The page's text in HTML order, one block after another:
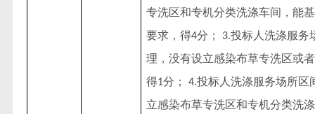
专洗区和专机分类洗涤车间，能
要求，得4分； 3.投标人洗涤服务
理，没有设立感染布草专洗区或
得1分； 4.投标人洗涤服务场所区
立感染布草专洗区和专机分类洗